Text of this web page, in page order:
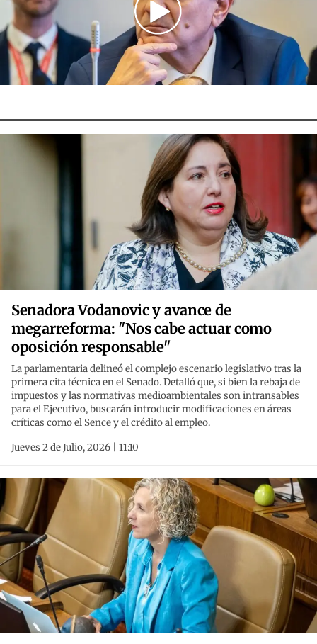
Senadora Vodanovic y avance de
megarreforma: "Nos cabe actuar como
oposición responsable"
La parlamentaria delineó el complejo escenario legislativo tras la
primera cita técnica en el Senado. Detalló que, si bien la rebaja de
impuestos y las normativas medioambientales son intransables
para el Ejecutivo, buscarán introducir modificaciones en áreas
críticas como el Sence y el crédito al empleo.
Jueves 2 de Julio, 2026 | 11:10